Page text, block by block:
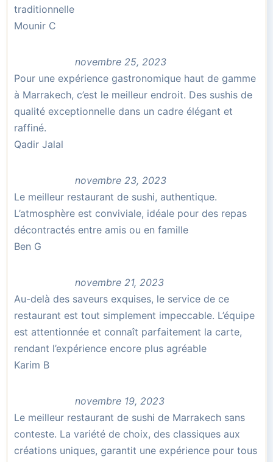
traditionnelle
Mounir C
novembre 25, 2023
Pour une expérience gastronomique haut de gamme
à Marrakech, c’est le meilleur endroit. Des sushis de
qualité exceptionnelle dans un cadre élégant et
raffiné.
Qadir Jalal
novembre 23, 2023
Le meilleur restaurant de sushi, authentique.
L’atmosphère est conviviale, idéale pour des repas
décontractés entre amis ou en famille
Ben G
novembre 21, 2023
Au-delà des saveurs exquises, le service de ce
restaurant est tout simplement impeccable. L’équipe
est attentionnée et connaît parfaitement la carte,
rendant l’expérience encore plus agréable
Karim B
novembre 19, 2023
Le meilleur restaurant de sushi de Marrakech sans
conteste. La variété de choix, des classiques aux
créations uniques, garantit une expérience pour tous